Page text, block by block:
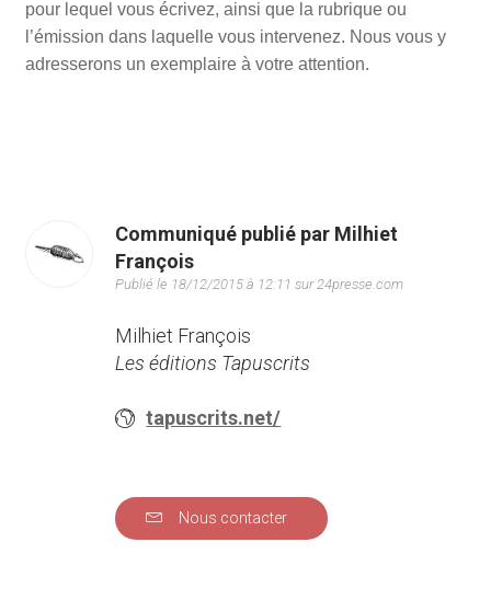
pour lequel vous écrivez, ainsi que la rubrique ou
l’émission dans laquelle vous intervenez. Nous vous y
adresserons un exemplaire à votre attention.
Communiqué publié par Milhiet
François
Publié le 18/12/2015 à 12:11 sur 24presse.com
Milhiet François
Les éditions Tapuscrits
tapuscrits.net/
Nous contacter